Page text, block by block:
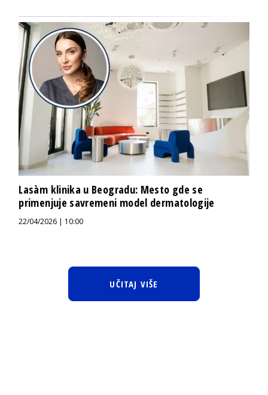
Lasàm klinika u Beogradu: Mesto gde se
primenjuje savremeni model dermatologije
22/04/2026 | 10:00
UČITAJ VIŠE